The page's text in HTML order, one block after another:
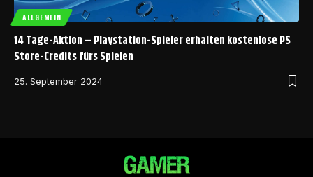
ALLGEMEIN
14 Tage-Aktion – Playstation-Spieler erhalten kostenlose PS
Store-Credits fürs Spielen
25. September 2024